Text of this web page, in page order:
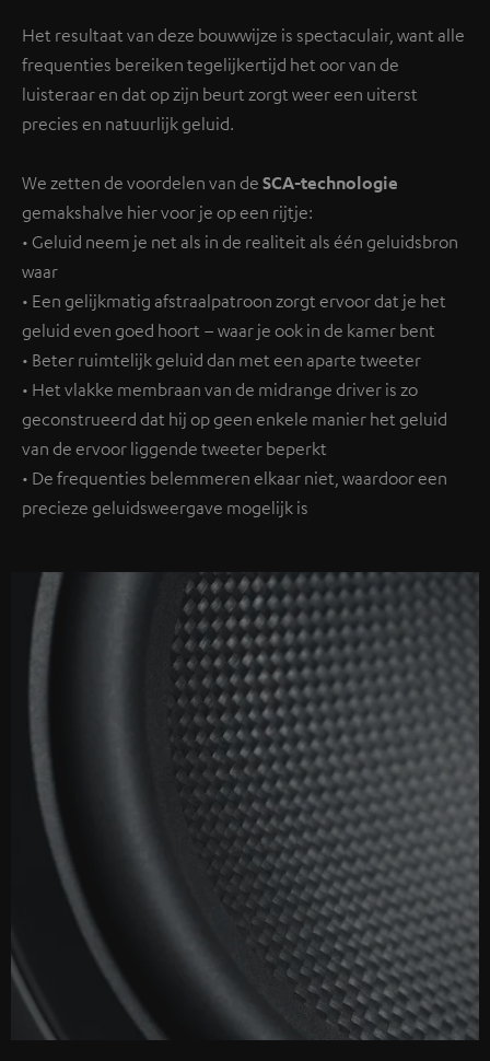
Het resultaat van deze bouwwijze is spectaculair, want alle
frequenties bereiken tegelijkertijd het oor van de
luisteraar en dat op zijn beurt zorgt weer een uiterst
precies en natuurlijk geluid.
We zetten de voordelen van de SCA-technologie
gemakshalve hier voor je op een rijtje:
• Geluid neem je net als in de realiteit als één geluidsbron
waar
• Een gelijkmatig afstraalpatroon zorgt ervoor dat je het
geluid even goed hoort – waar je ook in de kamer bent
• Beter ruimtelijk geluid dan met een aparte tweeter
• Het vlakke membraan van de midrange driver is zo
geconstrueerd dat hij op geen enkele manier het geluid
van de ervoor liggende tweeter beperkt
• De frequenties belemmeren elkaar niet, waardoor een
precieze geluidsweergave mogelijk is